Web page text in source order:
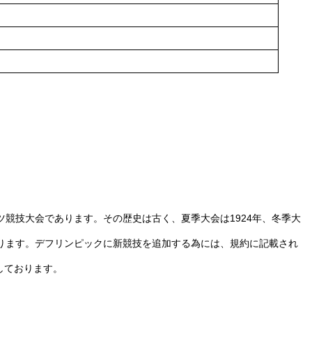
技大会であります。その歴史は古く、夏季大会は1924年、冬季大
す。デフリンピックに新競技を追加する為には、規約に記載され
おります。